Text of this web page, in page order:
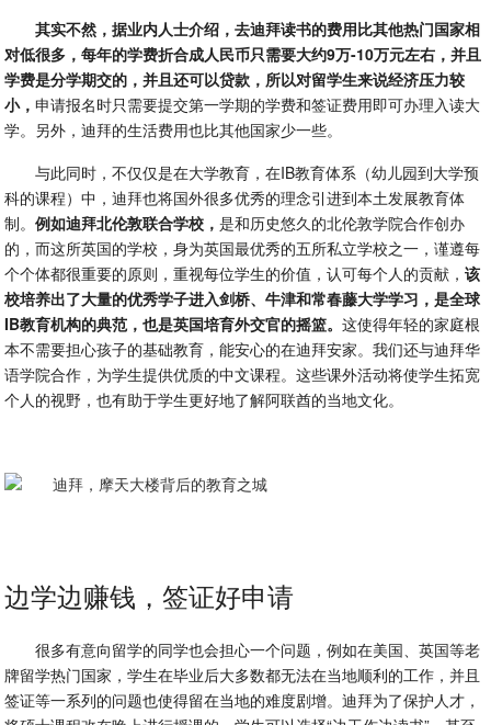
其实不然，据业内人士介绍，去迪拜读书的费用比其他热门国家相
对低很多，每年的学费折合成人民币只需要大约9万-10万元左右，并且
学费是分学期交的，并且还可以贷款，所以对留学生来说经济压力较
小，申请报名时只需要提交第一学期的学费和签证费用即可办理入读大
学。另外，迪拜的生活费用也比其他国家少一些。
与此同时，不仅仅是在大学教育，在IB教育体系（幼儿园到大学预
科的课程）中，迪拜也将国外很多优秀的理念引进到本土发展教育体
制。例如迪拜北伦敦联合学校，是和历史悠久的北伦敦学院合作创办
的，而这所英国的学校，身为英国最优秀的五所私立学校之一，谨遵每
个个体都很重要的原则，重视每位学生的价值，认可每个人的贡献，该
校培养出了大量的优秀学子进入剑桥、牛津和常春藤大学学习，是全球
IB教育机构的典范，也是英国培育外交官的摇篮。这使得年轻的家庭根
本不需要担心孩子的基础教育，能安心的在迪拜安家。我们还与迪拜华
语学院合作，为学生提供优质的中文课程。这些课外活动将使学生拓宽
个人的视野，也有助于学生更好地了解阿联酋的当地文化。
边学边赚钱，签证好申请
很多有意向留学的同学也会担心一个问题，例如在美国、英国等老
牌留学热门国家，学生在毕业后大多数都无法在当地顺利的工作，并且
签证等一系列的问题也使得留在当地的难度剧增。迪拜为了保护人才，